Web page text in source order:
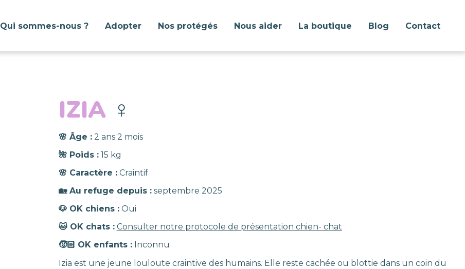
Qui sommes-nous ? Adopter Nos protégés Nous aider La boutique Blog Contact
IZIA ♀️
🌸 Âge :2 ans 2 mois
🌺 Poids :15 kg
🌸 Caractère :Craintif
🏡 Au refuge depuis :septembre 2025
🐶 OK chiens :Oui
🐱 OK chats : Consulter notre protocole de présentation chien- chat
🧒🏻 OK enfants :Inconnu
Izia est une jeune louloute craintive des humains. Elle reste cachée ou blottie dans un coin du